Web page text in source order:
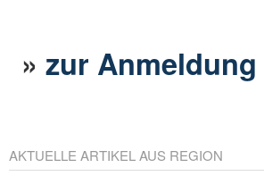
»zur Anmeldung
AKTUELLE ARTIKEL AUS REGION